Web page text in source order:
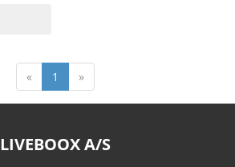
« 1 »
LIVEBOOX A/S